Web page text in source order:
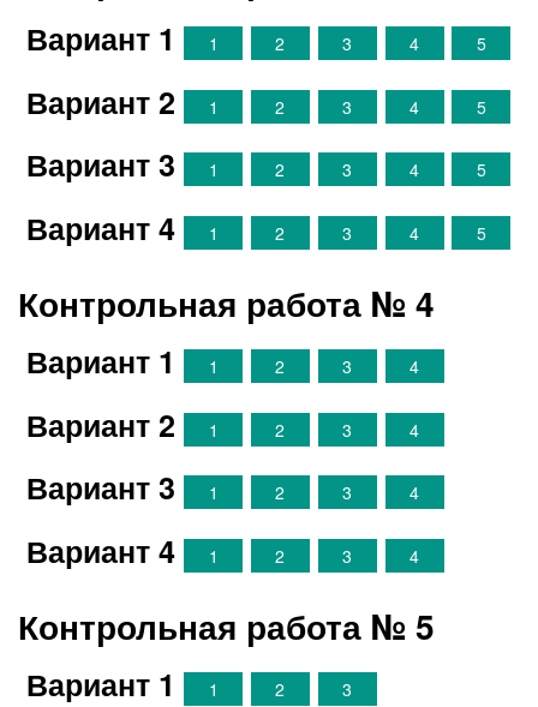
Вариант 1 1 2 3 4 5
Вариант 2 1 2 3 4 5
Вариант 3 1 2 3 4 5
Вариант 4 1 2 3 4 5
Контрольная работа № 4
Вариант 1 1 2 3 4
Вариант 2 1 2 3 4
Вариант 3 1 2 3 4
Вариант 4 1 2 3 4
Контрольная работа № 5
Вариант 1 1 2 3